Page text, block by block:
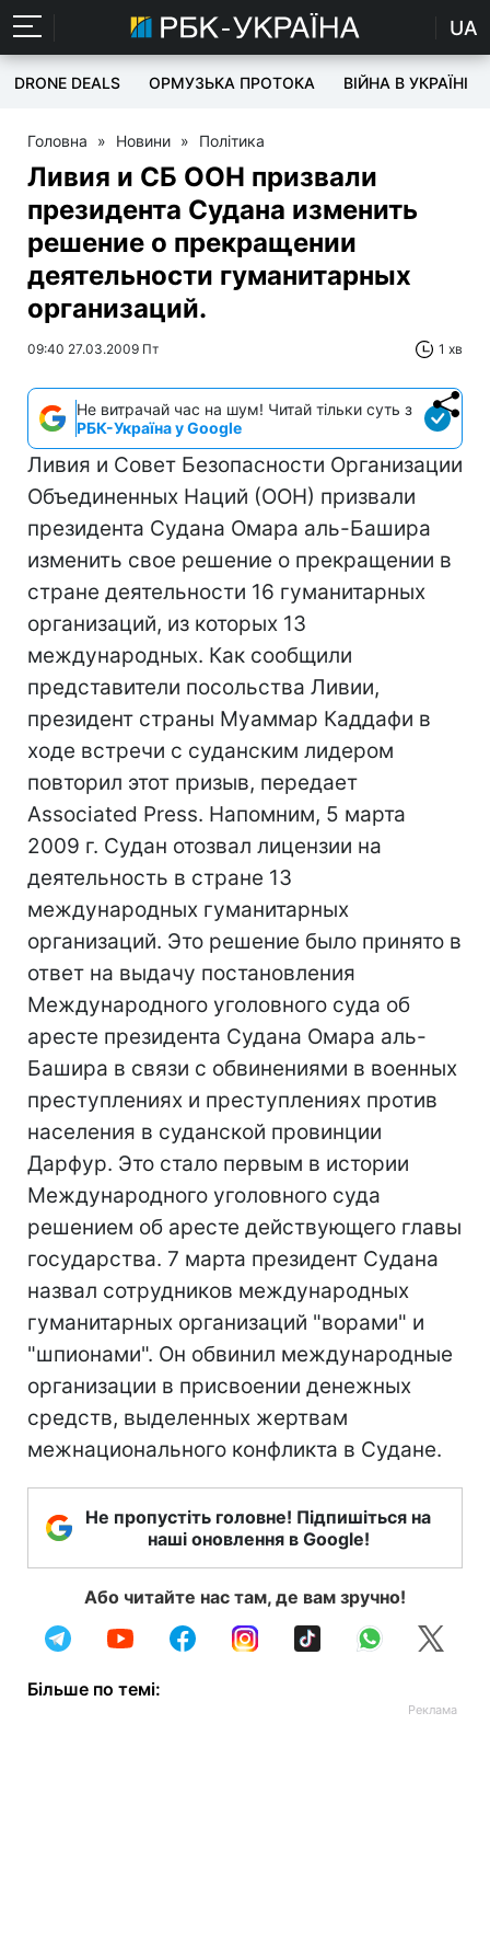
UA
DRONE DEALS ОРМУЗЬКА ПРОТОКА ВІЙНА В УКРАЇНІ
Головна » Новини » Політика
Ливия и СБ ООН призвали
президента Судана изменить
решение о прекращении
деятельности гуманитарных
организаций.
09:40 27.03.2009 Пт 1 хв
Не витрачай час на шум! Читай тільки суть з
РБК-Україна у Google
Ливия и Совет Безопасности Организации
Объединенных Наций (ООН) призвали
президента Судана Омара аль-Башира
изменить свое решение о прекращении в
стране деятельности 16 гуманитарных
организаций, из которых 13
международных. Как сообщили
представители посольства Ливии,
президент страны Муаммар Каддафи в
ходе встречи с суданским лидером
повторил этот призыв, передает
Associated Press. Напомним, 5 марта
2009 г. Судан отозвал лицензии на
деятельность в стране 13
международных гуманитарных
организаций. Это решение было принято в
ответ на выдачу постановления
Международного уголовного суда об
аресте президента Судана Омара аль-
Башира в связи с обвинениями в военных
преступлениях и преступлениях против
населения в суданской провинции
Дарфур. Это стало первым в истории
Международного уголовного суда
решением об аресте действующего главы
государства. 7 марта президент Судана
назвал сотрудников международных
гуманитарных организаций "ворами" и
"шпионами". Он обвинил международные
организации в присвоении денежных
средств, выделенных жертвам
межнационального конфликта в Судане.
Не пропустіть головне! Підпишіться на
наші оновлення в Google!
Або читайте нас там, де вам зручно!
Більше по темі: